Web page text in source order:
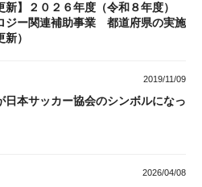
新】２０２６年度（令和８年度）
ジー関連補助事業 都道府県の実施
）
2019/11/09
日本サッカー協会のシンボルになっ
2026/04/08